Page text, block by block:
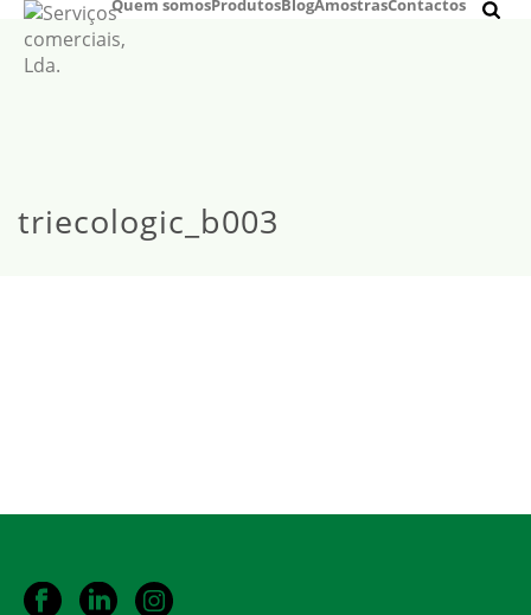
Quem somosProdutosBlogAmostrasContactos
triecologic_b003